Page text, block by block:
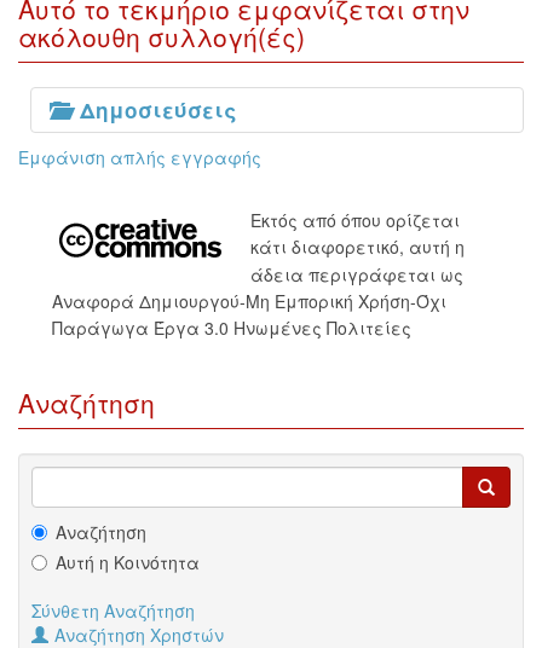
Αυτό το τεκμήριο εμφανίζεται στην
ακόλουθη συλλογή(ές)
Δημοσιεύσεις
Εμφάνιση απλής εγγραφής
Εκτός από όπου ορίζεται
κάτι διαφορετικό, αυτή η
άδεια περιγράφεται ως
Αναφορά Δημιουργού-Μη Εμπορική Χρήση-Όχι
Παράγωγα Έργα 3.0 Ηνωμένες Πολιτείες
Αναζήτηση
Αναζήτηση
Αυτή η Κοινότητα
Σύνθετη Αναζήτηση
Αναζήτηση Χρηστών